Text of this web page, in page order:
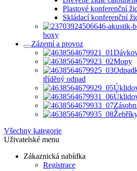
Plastové konferenční
Skládací konferenční
boxy
Zázemí a provoz
Mopy
tříděný odpad
Všechny kategorie
Uživatelské menu
Zákaznická nabídka
Registrace